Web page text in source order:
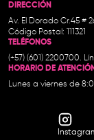
DIRECCIÓN
Av. El Dorado Cr.45 #
Código Postal: 111321
TELÉFONOS
(+57) (601) 2200700.
HORARIO DE ATENCIÓN
Lunes a viernes de